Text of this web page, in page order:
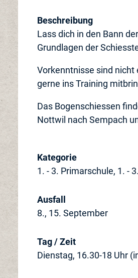
Beschreibung
Lass dich in den Bann
Grundlagen der
Vorkenntnisse sind
gerne ins Training
Das Bogenschiessen
Nottwil nach Sempach
Kategorie
1. - 3. Primarschule, 1. -
Ausfall
8., 15. September
Tag / Zeit
Dienstag, 16.30-18 Uhr